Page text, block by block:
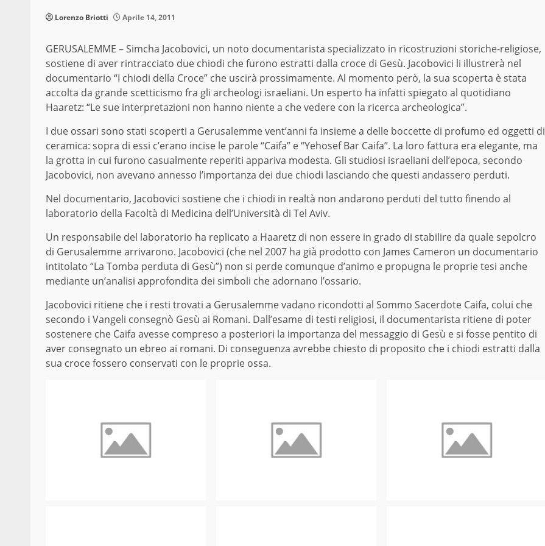
Lorenzo Briotti Aprile 14, 2011
GERUSALEMME – Simcha Jacobovici, un noto documentarista specializzato in ricostruzioni storiche-religiose,
sostiene di aver rintracciato due chiodi che furono estratti dalla croce di Gesù. Jacobovici li illustrerà nel
documentario “I chiodi della Croce” che uscirà prossimamente. Al momento però, la sua scoperta è stata
accolta da grande scetticismo fra gli archeologi israeliani. Un esperto ha infatti spiegato al quotidiano
Haaretz: “Le sue interpretazioni non hanno niente a che vedere con la ricerca archeologica”.
I due ossari sono stati scoperti a Gerusalemme vent’anni fa insieme a delle boccette di profumo ed oggetti di
ceramica: sopra di essi c’erano incise le parole “Caifa” e “Yehosef Bar Caifa”. La loro fattura era elegante, ma
la grotta in cui furono casualmente reperiti appariva modesta. Gli studiosi israeliani dell’epoca, secondo
Jacobovici, non avevano annesso l’importanza dei due chiodi lasciando che questi andassero perduti.
Nel documentario, Jacobovici sostiene che i chiodi in realtà non andarono perduti del tutto finendo al
laboratorio della Facoltà di Medicina dell’Università di Tel Aviv.
Un responsabile del laboratorio ha replicato a Haaretz di non essere in grado di stabilire da quale sepolcro
di Gerusalemme arrivarono. Jacobovici (che nel 2007 ha già prodotto con James Cameron un documentario
intitolato “La Tomba perduta di Gesù”) non si perde comunque d’animo e propugna le proprie tesi anche
mediante un’analisi approfondita dei simboli che adornano l’ossario.
Jacobovici ritiene che i resti trovati a Gerusalemme vadano ricondotti al Sommo Sacerdote Caifa, colui che
secondo i Vangeli consegnò Gesù ai Romani. Dall’esame di testi religiosi, il documentarista ritiene di poter
sostenere che Caifa avesse compreso a posteriori la importanza del messaggio di Gesù e si fosse pentito di
aver consegnato un ebreo ai romani. Di conseguenza avrebbe chiesto di proposito che i chiodi estratti dalla
sua croce fossero conservati con le proprie ossa.